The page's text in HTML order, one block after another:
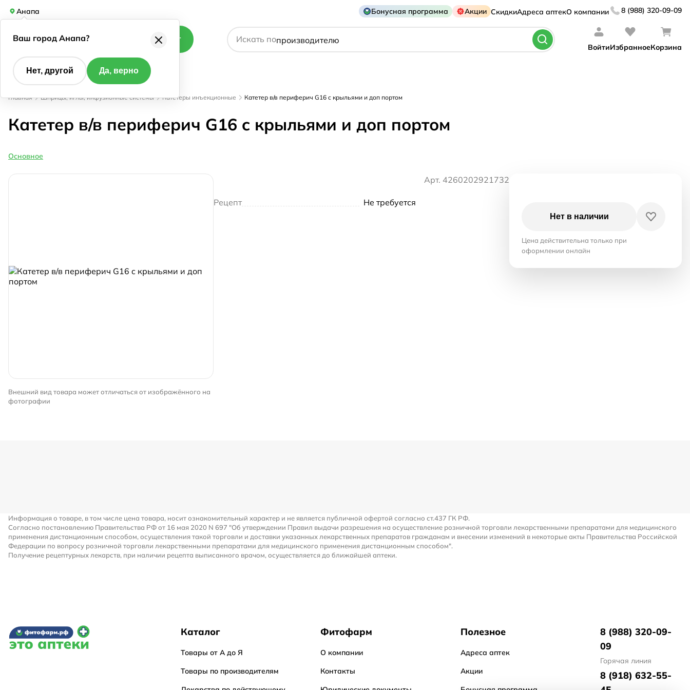
Анапа Бонусная программа Акции СкидкиАдреса аптекО компании 8 (988) 320-09-09
Каталог Искать по
действующему веществу
производителю
ВойтиИзбранноеКорзина
Главная Шприцы, иглы, инфузионные системы Катетеры инъекционные Катетер в/в периферич G16 c крыльями и доп портом
Катетер в/в периферич G16 c крыльями и доп портом
Основное
Внешний вид товара может отличаться от изображённого на
фотографии
Арт. 4260202921732
Рецепт Не требуется
Нет в наличии
Цена действительна только при
оформлении онлайн
Информация о товаре, в том числе цена товара, носит ознакомительный характер и не является публичной офертой согласно ст.437 ГК РФ.
Согласно постановлению Правительства РФ от 16 мая 2020 N 697 "Об утверждении Правил выдачи разрешения на осуществление розничной торговли лекарственными препаратами для медицинского
применения дистанционным способом, осуществления такой торговли и доставки указанных лекарственных препаратов гражданам и внесении изменений в некоторые акты Правительства Российской
Федерации по вопросу розничной торговли лекарственными препаратами для медицинского применения дистанционным способом".
Получение рецептурных лекарств, при наличии рецепта выписанного врачом, осуществляется до ближайшей аптеки.
Каталог
Товары от А до Я
Товары по производителям
Фитофарм
О компании
Контакты
Полезное
Адреса аптек
Акции
8 (988) 320-09-
09
Горячая линия
8 (918) 632-55-
Ваш город Анапа?
Нет, другой Да, верно